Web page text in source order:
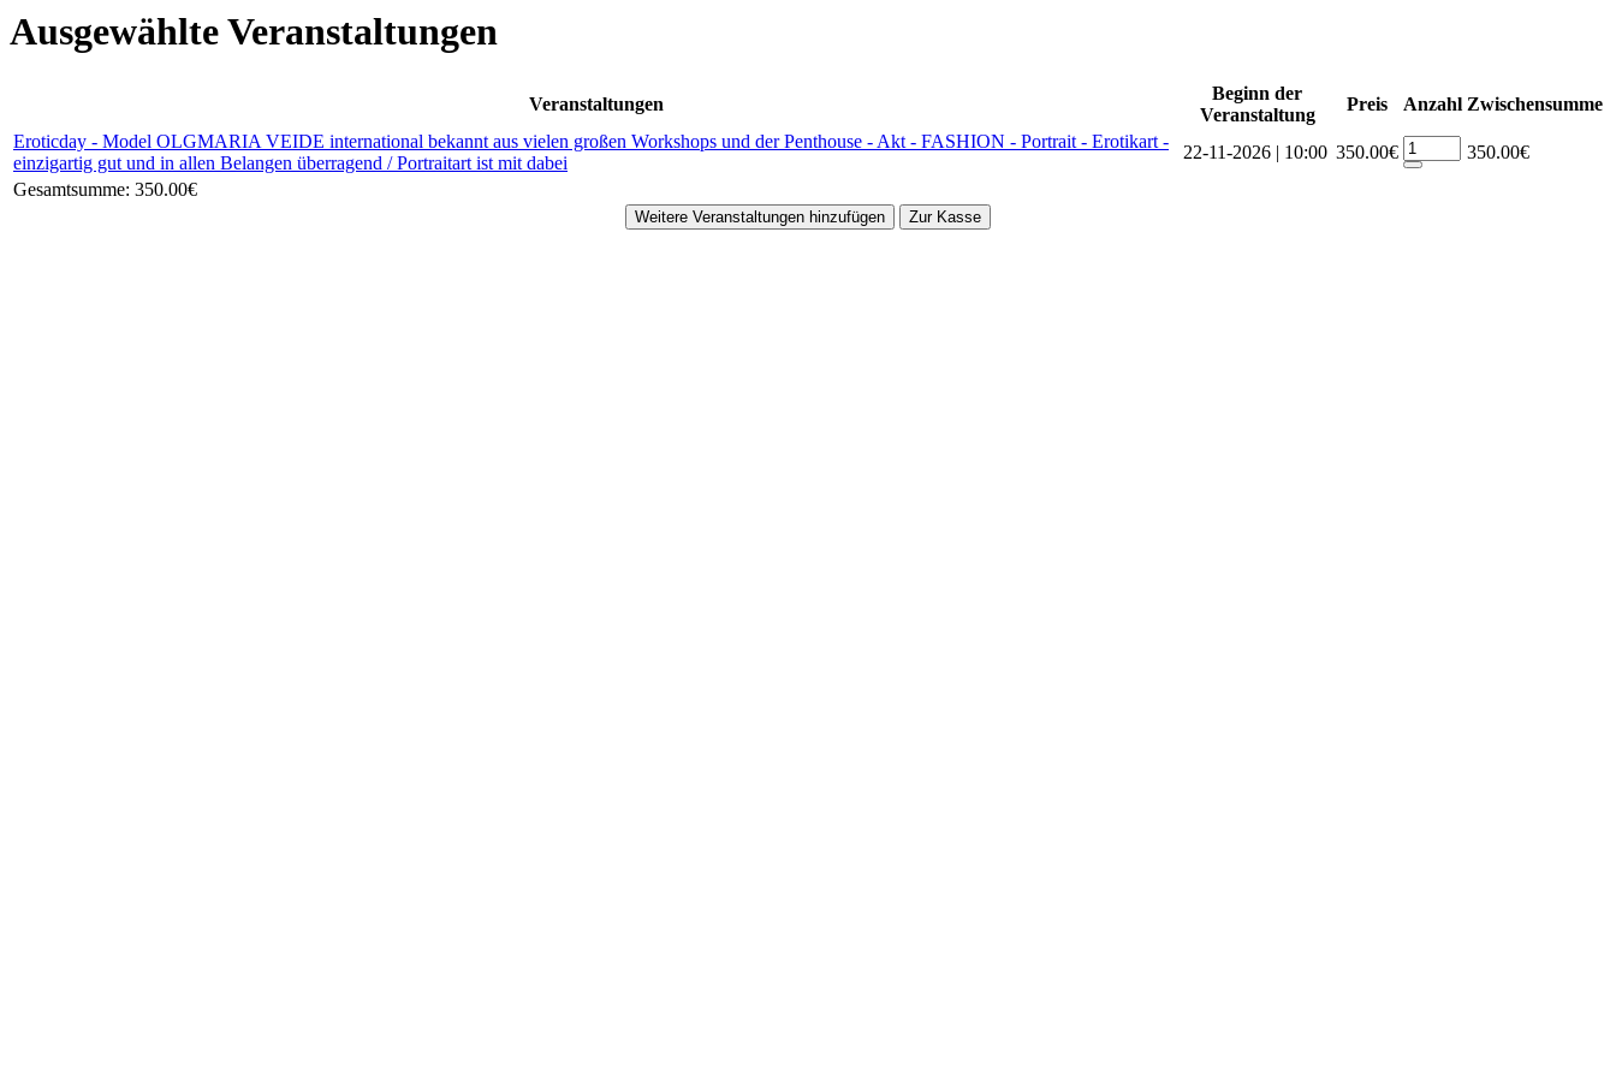
Ausgewählte Veranstaltungen
Veranstaltungen
Beginn der
Veranstaltung
Preis Anzahl Zwischensumme
Eroticday - Model OLGMARIA VEIDE international bekannt aus vielen großen Workshops und der Penthouse - Akt - FASHION - Portrait - Erotikart -
einzigartig gut und in allen Belangen überragend / Portraitart ist mit dabei
22-11-2026 | 10:00 350.00€
350.00€
Gesamtsumme: 350.00€
Weitere Veranstaltungen hinzufügen Zur Kasse